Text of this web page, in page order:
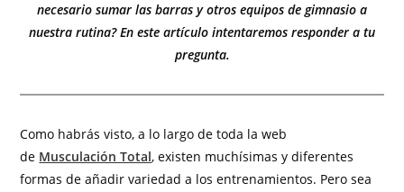
necesario sumar las barras y otros equipos de gimnasio a
nuestra rutina? En este artículo intentaremos responder a tu
pregunta.
Como habrás visto, a lo largo de toda la web
de Musculación Total, existen muchísimas y diferentes
formas de añadir variedad a los entrenamientos. Pero sea